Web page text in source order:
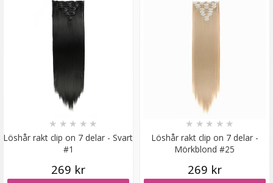
#16 Mörkblond - Hästsvans vågig rosett
★★ ★★
Löshår rakt clip on 7 delar - Svart
#1
★ ★ ★ ★ ★
269 kr
Löshår rakt clip on 7 delar -
Mörkblond #25
★ ★ ★ ★ ★
269 kr